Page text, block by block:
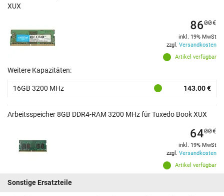
XUX
Artikel verfügbar
8600€
inkl. 19% MwSt
zzgl. Versandkosten
Weitere Kapazitäten:
16GB 3200 MHz 143.00 €
Arbeitsspeicher 8GB DDR4-RAM 3200 MHz für Tuxedo Book XUX
Artikel verfügbar
6400€
inkl. 19% MwSt
zzgl. Versandkosten
Sonstige Ersatzteile